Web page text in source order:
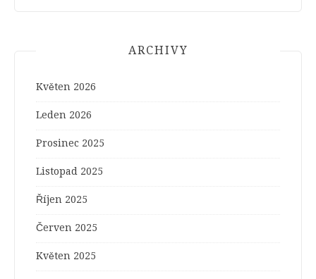
ARCHIVY
Květen 2026
Leden 2026
Prosinec 2025
Listopad 2025
Říjen 2025
Červen 2025
Květen 2025